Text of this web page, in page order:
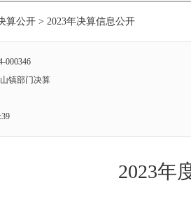
算公开 > 2023年决算信息公开
000346
镇部门决算
2023年